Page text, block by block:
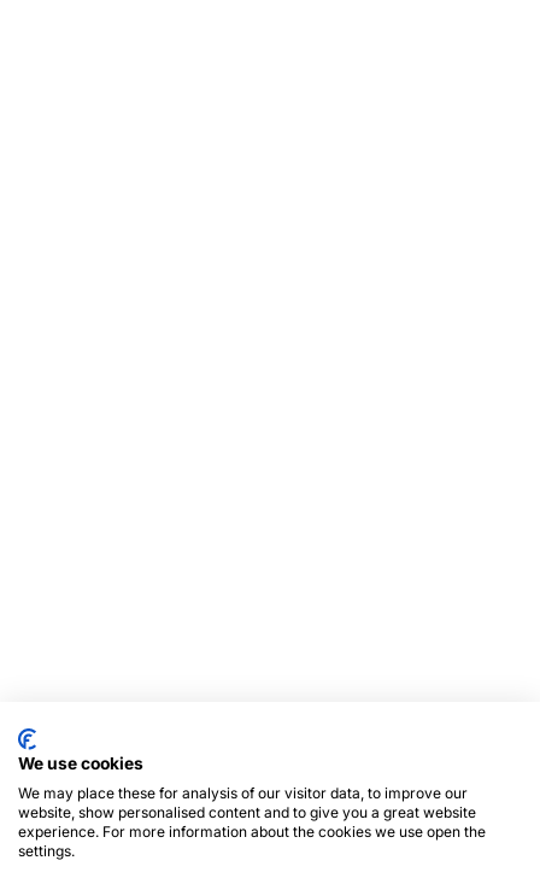
We use cookies
We may place these for analysis of our visitor data, to improve our
website, show personalised content and to give you a great website
experience. For more information about the cookies we use open the
settings.